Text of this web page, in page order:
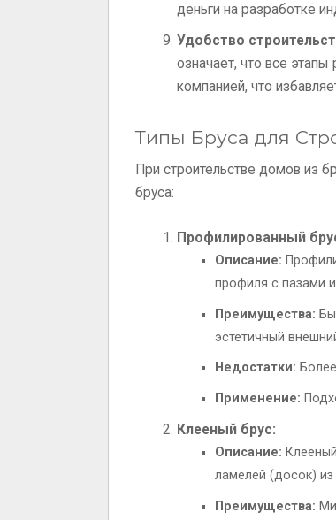
деньги на разработке
Удобство
означает, что все
компанией, что
Типы Бруса для
При строительстве домов из
бруса:
Профилированный
Описание:
профиля с пазами
Преимущества:
эстетичный
Недостатки:
Применение:
Клееный брус:
Описание:
ламелей (досок) из
Преимущества: